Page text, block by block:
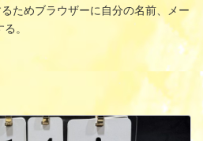
ためブラウザーに自分の名前、メー
。